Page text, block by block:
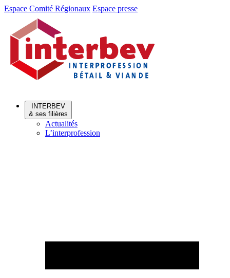
Aller
Aller
contenu
Espace Comité Régionaux Espace presse
INTERBEV
& ses filières
Actualités
L’interprofession